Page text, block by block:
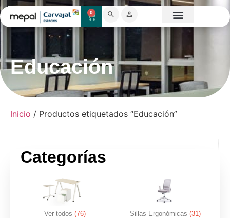
0
Educación
Inicio / Productos etiquetados “Educación”
Categorías
Ver todos (76) Sillas Ergonómicas (31)